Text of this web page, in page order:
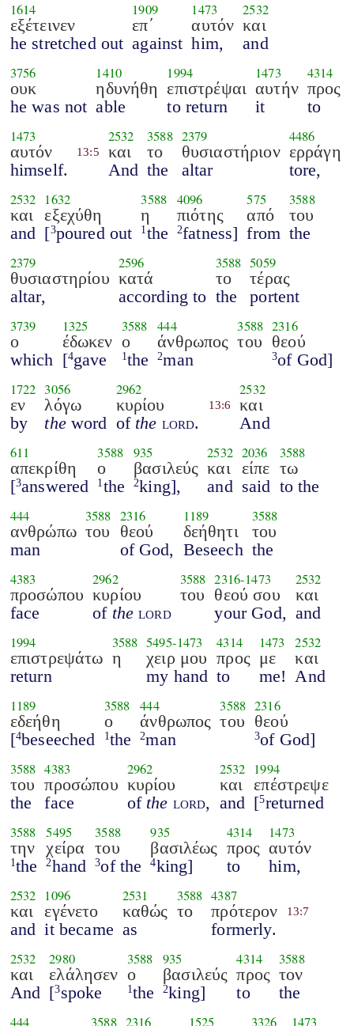
1614
εξέτεινεν
he stretched out
1909
επ΄
against
1473
αυτόν
him,
2532
και
and
3756
ουκ
he was not
1410
ηδυνήθη
able
1994
επιστρέψαι
to return
1473
αυτήν
it
4314
προς
to
1473
αυτόν
himself.
13:5
2532
και
And
3588
το
the
2379
θυσιαστήριον
altar
4486
ερράγη
tore,
2532
και
and
1632
εξεχύθη
[3poured out
3588
η
1 the
4096
πιότης
2fatness]
575
από
from
3588
του
the
2379
θυσιαστηρίου
altar,
2596
κατά
according to
3588
το
the
5059
τέρας
portent
3739
ο
which
1325
έδωκεν
[4gave
3588
ο
1 the
444
άνθρωπος
2man
3588
του
2316
θεού
3of God]
1722
εν
by
3056
λόγω
theword
2962
κυρίου
of the lord.
13:6
2532
και
And
611
απεκρίθη
[3answered
3588
ο
1 the
935
βασιλεύς
2king],
2532
και
and
2036
είπε
said
3588
τω
to the
444
ανθρώπω
man
3588
του
2316
θεού
of God,
1189
δεήθητι
Beseech
3588
του
the
4383
προσώπου
face
2962
κυρίου
of the lord
3588
του
2316-1473
θεού σου
your God,
2532
και
and
1994
επιστρεψάτω
return
3588
η
5495-1473
χειρ μου
my hand
4314
προς
to
1473
με
me!
2532
και
And
1189
εδεήθη
[4beseeched
3588
ο
1 the
444
άνθρωπος
2man
3588
του
2316
θεού
3of God]
3588
του
the
4383
προσώπου
face
2962
κυρίου
of the lord,
2532
και
and
1994
επέστρεψε
[5returned
3588
την
1 the
5495
χείρα
2hand
3588
του
3of the
935
βασιλέως
4king]
4314
προς
to
1473
αυτόν
him,
2532
και
and
1096
εγένετο
it became
2531
καθώς
as
3588
το
4387
πρότερον
formerly.
13:7
2532
και
And
2980
ελάλησεν
[3spoke
3588
ο
1 the
935
βασιλεύς
2king]
4314
προς
to
3588
τον
the
444 3588 2316 1525 3326 1473